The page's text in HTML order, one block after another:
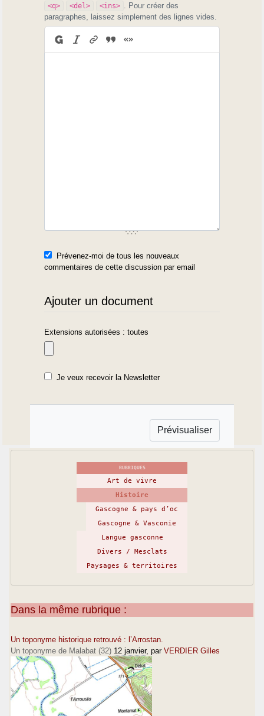
<q> <del> <ins> . Pour créer des
paragraphes, laissez simplement des lignes vides.
Prévenez-moi de tous les nouveaux
commentaires de cette discussion par email
Ajouter un document
Extensions autorisées : toutes
Je veux recevoir la Newsletter
RUBRIQUES
Art de vivre
Histoire
Gascogne & pays d’oc
Gascogne & Vasconie
Langue gasconne
Divers / Mesclats
Paysages & territoires
Dans la même rubrique :
Un toponyme historique retrouvé : l’Arrostan.
Un toponyme de Malabat (32) 12 janvier, par VERDIER Gilles